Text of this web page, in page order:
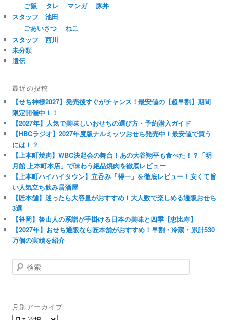
ご飯
タレ マンガ
豚丼
スタッフ 池田
ごあいさつ
ねこ
スタッフ 西川
未分類
遺伝
最近の投稿
【せち神様2027】発売後すぐがチャンス！最安値の【超早割】期間
限定開催中！！
【2027年】人気で美味しいおせちの選び方・予約購入ガイド
【HBCラジオ】2027年度版ナルミッツおせち発売中！最安値で買う
には！？
【上本町焼肉】WBC決起会の舞台！あの大谷翔平も食べた！？「明
月館 上本町本店」で味わう絶品焼肉を徹底レビュー
【上本町ハイハイタウン】立呑み「得一」を徹底レビュー！安くて旨
い人気立ち飲み居酒屋
【匠本舗】迷ったら大容量がおすすめ！大人数で楽しめる通販おせち
3選
【笹岡】魯山人の系譜が手掛ける日本の美味と四季【恵比寿】
【2027年】おせち通販なら匠本舗がおすすめ！早割・冷蔵・累計530
万個の実績を紹介
検
索
月別アーカイブ